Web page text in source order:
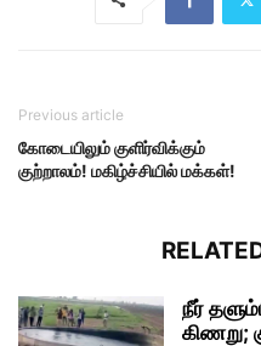
Previous article
கோடையிலும் குளிர்விக்கும்
குற்றாலம்! மகிழ்ச்சியில் மக்கள்!
நீர்
கிணறு;